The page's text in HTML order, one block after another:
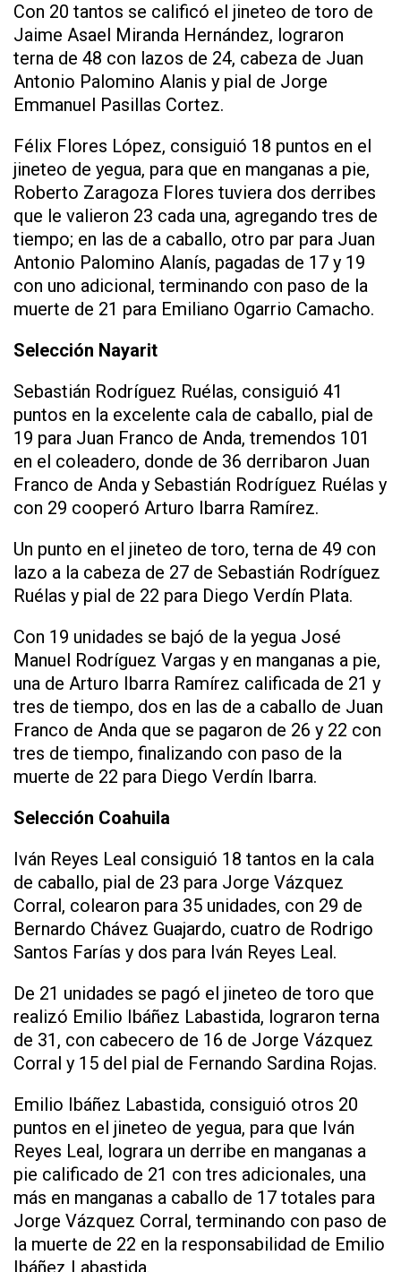
Con 20 tantos se calificó el jineteo de toro de
Jaime Asael Miranda Hernández, lograron
terna de 48 con lazos de 24, cabeza de Juan
Antonio Palomino Alanis y pial de Jorge
Emmanuel Pasillas Cortez.
Félix Flores López, consiguió 18 puntos en el
jineteo de yegua, para que en manganas a pie,
Roberto Zaragoza Flores tuviera dos derribes
que le valieron 23 cada una, agregando tres de
tiempo; en las de a caballo, otro par para Juan
Antonio Palomino Alanís, pagadas de 17 y 19
con uno adicional, terminando con paso de la
muerte de 21 para Emiliano Ogarrio Camacho.
Selección Nayarit
Sebastián Rodríguez Ruélas, consiguió 41
puntos en la excelente cala de caballo, pial de
19 para Juan Franco de Anda, tremendos 101
en el coleadero, donde de 36 derribaron Juan
Franco de Anda y Sebastián Rodríguez Ruélas y
con 29 cooperó Arturo Ibarra Ramírez.
Un punto en el jineteo de toro, terna de 49 con
lazo a la cabeza de 27 de Sebastián Rodríguez
Ruélas y pial de 22 para Diego Verdín Plata.
Con 19 unidades se bajó de la yegua José
Manuel Rodríguez Vargas y en manganas a pie,
una de Arturo Ibarra Ramírez calificada de 21 y
tres de tiempo, dos en las de a caballo de Juan
Franco de Anda que se pagaron de 26 y 22 con
tres de tiempo, finalizando con paso de la
muerte de 22 para Diego Verdín Ibarra.
Selección Coahuila
Iván Reyes Leal consiguió 18 tantos en la cala
de caballo, pial de 23 para Jorge Vázquez
Corral, colearon para 35 unidades, con 29 de
Bernardo Chávez Guajardo, cuatro de Rodrigo
Santos Farías y dos para Iván Reyes Leal.
De 21 unidades se pagó el jineteo de toro que
realizó Emilio Ibáñez Labastida, lograron terna
de 31, con cabecero de 16 de Jorge Vázquez
Corral y 15 del pial de Fernando Sardina Rojas.
Emilio Ibáñez Labastida, consiguió otros 20
puntos en el jineteo de yegua, para que Iván
Reyes Leal, lograra un derribe en manganas a
pie calificado de 21 con tres adicionales, una
más en manganas a caballo de 17 totales para
Jorge Vázquez Corral, terminando con paso de
la muerte de 22 en la responsabilidad de Emilio